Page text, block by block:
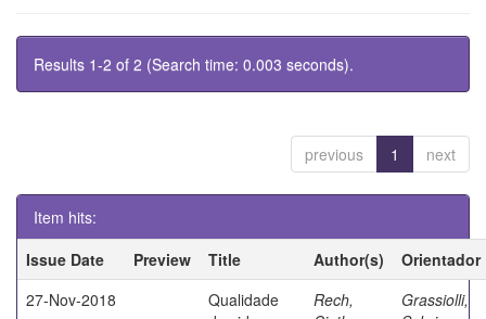
Results 1-2 of 2 (Search time: 0.003 seconds).
previous 1 next
Item hits:
Issue Date
Preview Title Author(s)
Orientador
27-Nov-2018
Qualidade
Rech,
Grassiolli,